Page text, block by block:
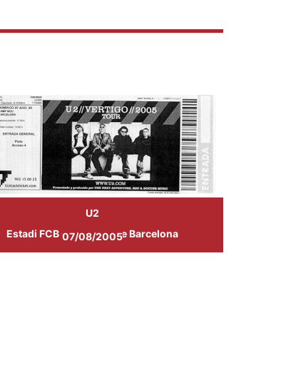
U2
Estadi FCB Camp Nou de Barcelona
07/08/2005